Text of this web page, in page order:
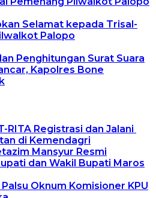
Selamat kepada Trisal-
Palopo
Penghitungan Surat Suara
Kapolres Bone
RITA Registrasi dan Jalani
di Kemendagri
Mansyur Resmi
dan Wakil Bupati Maros
Oknum Komisioner KPU